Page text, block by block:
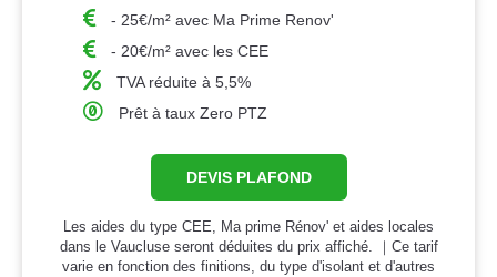
- 25€/m² avec Ma Prime Renov'
- 20€/m² avec les CEE
TVA réduite à 5,5%
Prêt à taux Zero PTZ
DEVIS PLAFOND
Les aides du type CEE, Ma prime Rénov' et aides locales
dans le Vaucluse seront déduites du prix affiché. ｜Ce tarif
varie en fonction des finitions, du type d'isolant et d'autres